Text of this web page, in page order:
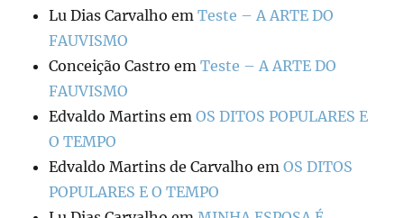
Lu Dias Carvalho emTeste – A ARTE DO
FAUVISMO
Conceição Castro emTeste – A ARTE DO
FAUVISMO
Edvaldo Martins emOS DITOS POPULARES E
O TEMPO
Edvaldo Martins de Carvalho emOS DITOS
POPULARES E O TEMPO